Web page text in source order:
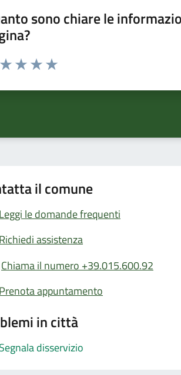
sono chiare le
da 1 a 5 stelle la pagina
il comune
Leggi le domande frequenti
Richiedi assistenza
Chiama il numero +39.015.600.92
Prenota appuntamento
in città
Segnala disservizio